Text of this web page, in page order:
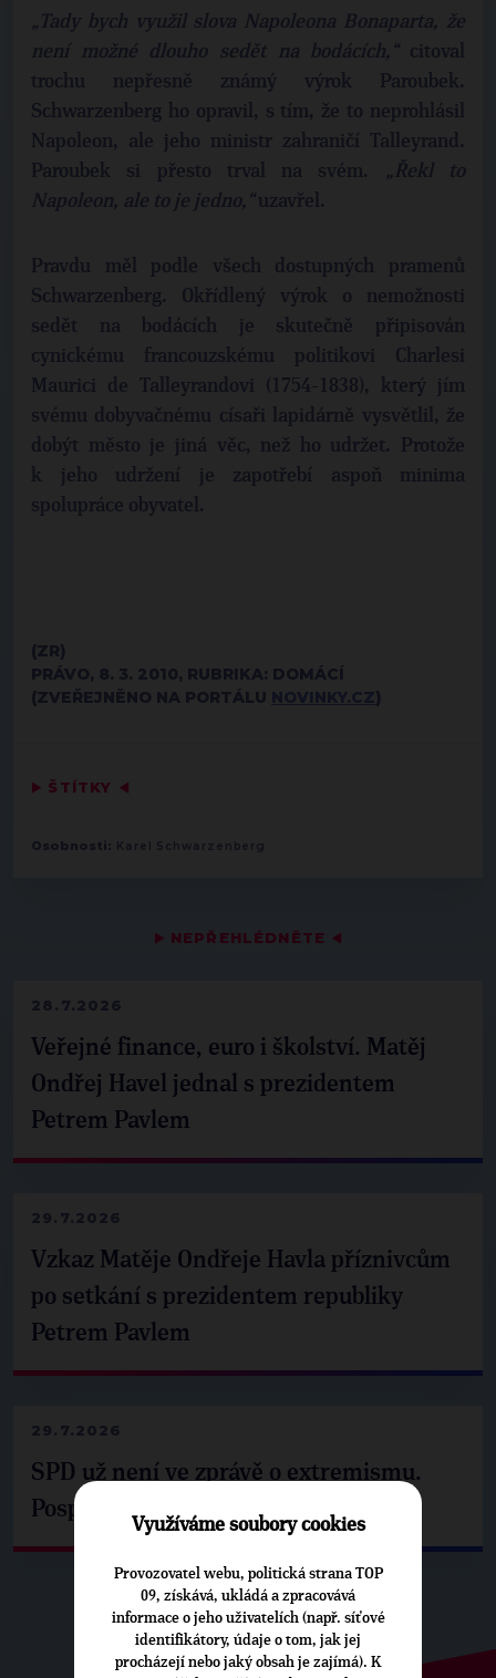
▶ NEPŘEHLÉDNĚTE ◀
28.7.2026
Veřejné finance, euro i školství. Matěj
Ondřej Havel jednal s prezidentem
Petrem Pavlem
29.7.2026
Vzkaz Matěje Ondřeje Havla příznivcům
po setkání s prezidentem republiky
Petrem Pavlem
29.7.2026
SPD už není ve zprávě o extremismu.
Pospíšil: Je tu pachuť
„Tady bych využil slova Napoleona Bonaparta, že
není možné dlouho sedět na bodácích,“citoval
trochu nepřesně známý výrok Paroubek.
Schwarzenberg ho opravil, s tím, že to neprohlásil
Napoleon, ale jeho ministr zahraničí Talleyrand.
Paroubek si přesto trval na svém.
„Řekl to
Napoleon, ale to je jedno,“uzavřel.
Pravdu měl podle všech dostupných pramenů
Schwarzenberg. Okřídlený výrok o nemožnosti
sedět na bodácích je skutečně připisován
cynickému francouzskému politikovi Charlesi
Maurici de Talleyrandovi (1754-1838), který jím
svému dobyvačnému císaři lapidárně vysvětlil, že
dobýt město je jiná věc, než ho udržet. Protože
k jeho udržení je zapotřebí aspoň minima
spolupráce obyvatel.
(ZR)
PRÁVO, 8. 3. 2010, RUBRIKA: DOMÁCÍ
(ZVEŘEJNĚNO NA PORTÁLU
)
▶ ŠTÍTKY ◀
Osobnosti: Karel Schwarzenberg
Využíváme soubory cookies
Provozovatel webu, politická strana TOP
09, získává, ukládá a zpracovává
informace o jeho uživatelích (např. síťové
identifikátory, údaje o tom, jak jej
procházejí nebo jaký obsah je zajímá). K